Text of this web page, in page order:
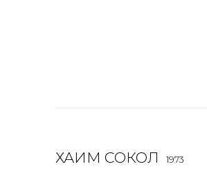
ХАИМ СОКОЛ 1973